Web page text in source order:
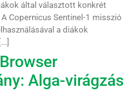
által választott konkrét
Copernicus Sentinel-1 misszió
a diákok
Alga-virágzás